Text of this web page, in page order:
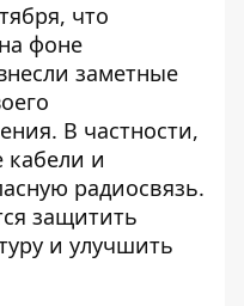
что
фоне
заметные
В частности,
кабели и
радиосвязь.
защитить
и улучшить